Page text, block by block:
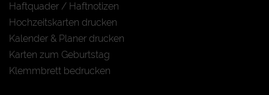
Haftquader / Haftnotizen
Hochzeitskarten drucken
Kalender & Planer drucken
Karten zum Geburtstag
Klemmbrett bedrucken